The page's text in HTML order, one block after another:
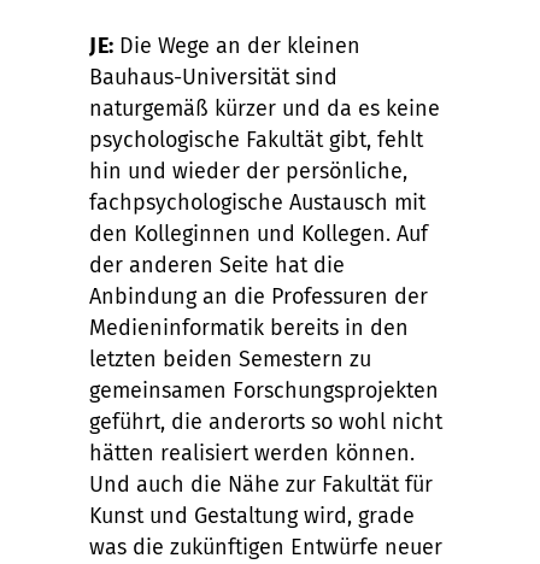
JE: Die Wege an der kleinen
Bauhaus-Universität sind
naturgemäß kürzer und da es keine
psychologische Fakultät gibt, fehlt
hin und wieder der persönliche,
fachpsychologische Austausch mit
den Kolleginnen und Kollegen. Auf
der anderen Seite hat die
Anbindung an die Professuren der
Medieninformatik bereits in den
letzten beiden Semestern zu
gemeinsamen Forschungsprojekten
geführt, die anderorts so wohl nicht
hätten realisiert werden können.
Und auch die Nähe zur Fakultät für
Kunst und Gestaltung wird, grade
was die zukünftigen Entwürfe neuer